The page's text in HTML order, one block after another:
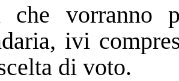
che vorranno
ivi
di voto.